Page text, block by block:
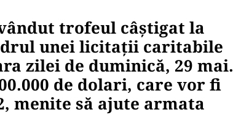
trofeul câștigat la
unei licitații caritabile
zilei de duminică, 29 mai.
de dolari, care vor fi
menite să ajute armata